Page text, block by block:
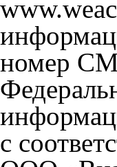
номер
с